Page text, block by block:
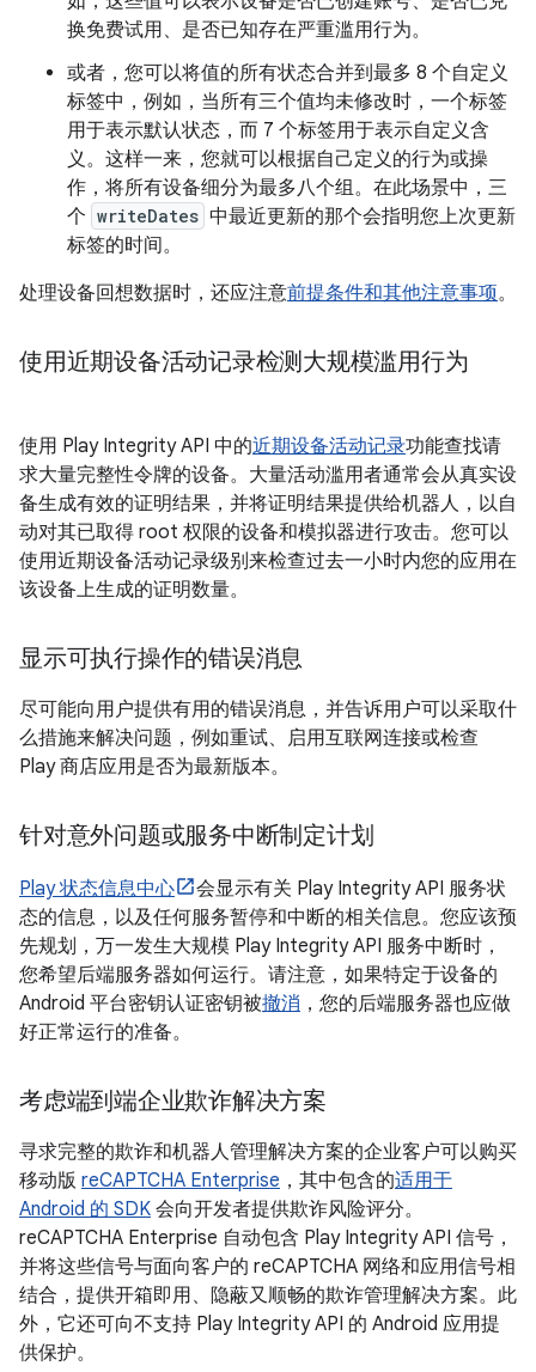
换免费试用、是否已知存在严重滥用行为。
或者，您可以将值的所有状态合并到最多 8 个自定义
标签中，例如，当所有三个值均未修改时，一个标签
用于表示默认状态，而 7 个标签用于表示自定义含
义。这样一来，您就可以根据自己定义的行为或操
作，将所有设备细分为最多八个组。在此场景中，三
个 writeDates 中最近更新的那个会指明您上次更新
标签的时间。
处理设备回想数据时，还应注意前提条件和其他注意事项。
使用近期设备活动记录检测大规模滥用行为
使用 Play Integrity API 中的近期设备活动记录功能查找请
求大量完整性令牌的设备。大量活动滥用者通常会从真实设
备生成有效的证明结果，并将证明结果提供给机器人，以自
动对其已取得 root 权限的设备和模拟器进行攻击。您可以
使用近期设备活动记录级别来检查过去一小时内您的应用在
该设备上生成的证明数量。
显示可执行操作的错误消息
尽可能向用户提供有用的错误消息，并告诉用户可以采取什
么措施来解决问题，例如重试、启用互联网连接或检查
Play 商店应用是否为最新版本。
针对意外问题或服务中断制定计划
Play 状态信息中心
会显示有关 Play Integrity API 服务状
态的信息，以及任何服务暂停和中断的相关信息。您应该预
先规划，万一发生大规模 Play Integrity API 服务中断时，
您希望后端服务器如何运行。请注意，如果特定于设备的
Android 平台密钥认证密钥被撤消 ，您的后端服务器也应做
好正常运行的准备。
考虑端到端企业欺诈解决方案
寻求完整的欺诈和机器人管理解决方案的企业客户可以购买
移动版 reCAPTCHA Enterprise ，其中包含的适用于
Android 的 SDK 会向开发者提供欺诈风险评分。
reCAPTCHA Enterprise 自动包含 Play Integrity API 信号，
并将这些信号与面向客户的 reCAPTCHA 网络和应用信号相
结合，提供开箱即用、隐蔽又顺畅的欺诈管理解决方案。此
外，它还可向不支持 Play Integrity API 的 Android 应用提
供保护。